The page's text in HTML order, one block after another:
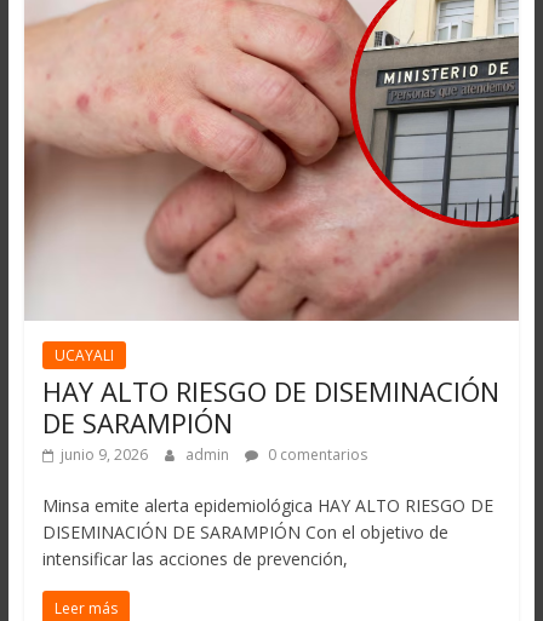
UCAYALI
HAY ALTO RIESGO DE DISEMINACIÓN
DE SARAMPIÓN
junio 9, 2026 admin 0 comentarios
Minsa emite alerta epidemiológica HAY ALTO RIESGO DE
DISEMINACIÓN DE SARAMPIÓN Con el objetivo de
intensificar las acciones de prevención,
Leer más